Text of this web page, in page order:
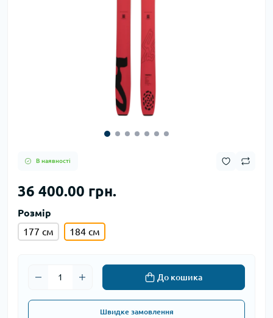
В наявності
36 400.00 грн.
Розмір
177 см
184 см
До кошика
Швидке замовлення